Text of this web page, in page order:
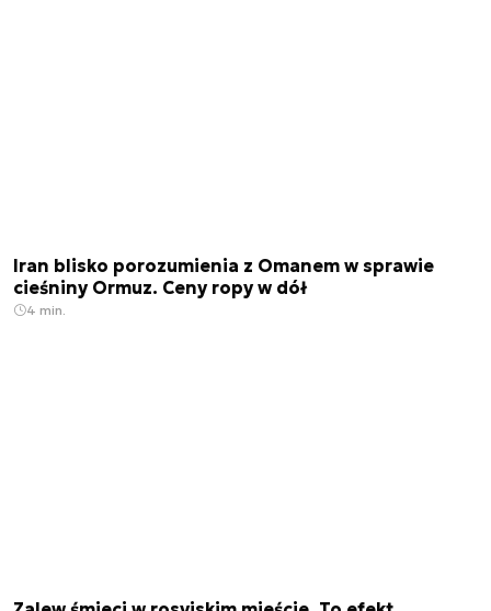
Iran blisko porozumienia z Omanem w sprawie
cieśniny Ormuz. Ceny ropy w dół
4 min.